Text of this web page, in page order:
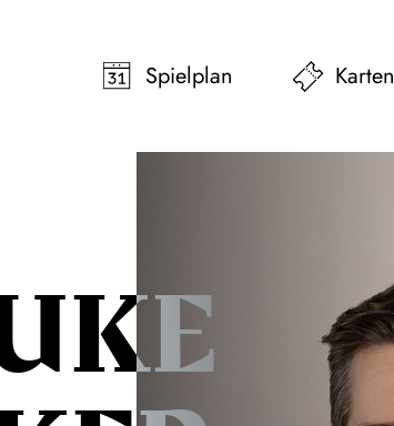
Spielplan
Karten